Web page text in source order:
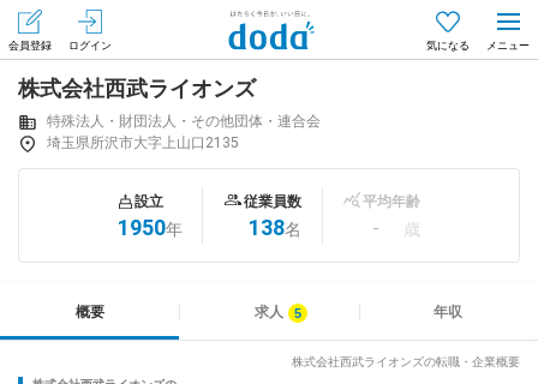
会員登録 ログイン 気になる
会員登録（無料）
はじめてdodaをご利用される方へ
求人を紹介してもらう
株式会社西武ライオンズ
特殊法人・財団法人・その他団体・連合会
埼玉県所沢市大字上山口2135
設立
1950年
従業員数
138名
平均年齢
- 歳
概要 求人 年収
株式会社西武ライオンズの転職・企業概要